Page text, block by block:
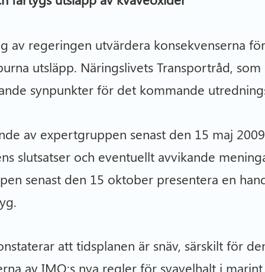
av regeringen utvärdera konsekvenserna
utsläpp. Näringslivets Transportråd,
synpunkter för det kommande
av expertgruppen senast den 15 maj
slutsatser och eventuellt avvikande
senast den 15 oktober presentera en
att tidsplanen är snäv, särskilt för
av IMO:s nya regler för svavelhalt i